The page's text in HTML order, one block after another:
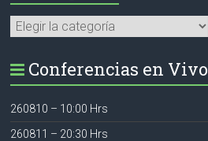
Categorías
Conferencias en Vivo
260810 – 10:00 Hrs
260811 – 20:30 Hrs